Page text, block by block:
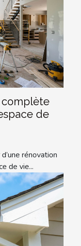
de
rénovation
de vie...